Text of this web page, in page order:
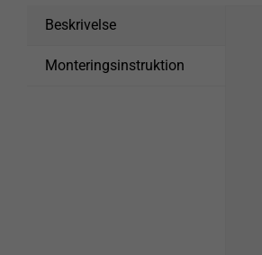
Beskrivelse
Monteringsinstruktion